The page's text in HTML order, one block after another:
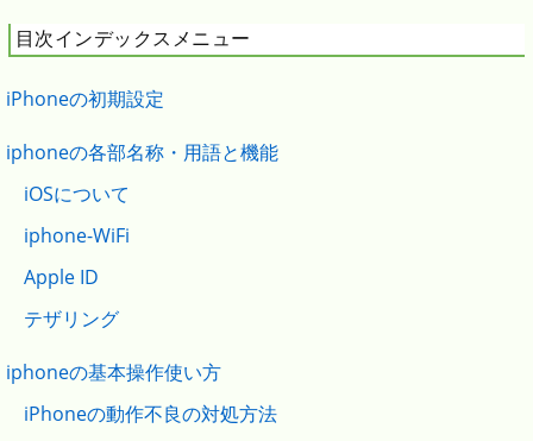
目次インデックスメニュー
iPhoneの初期設定
iphoneの各部名称・用語と機能
iOSについて
iphone-WiFi
Apple ID
テザリング
iphoneの基本操作使い方
iPhoneの動作不良の対処方法